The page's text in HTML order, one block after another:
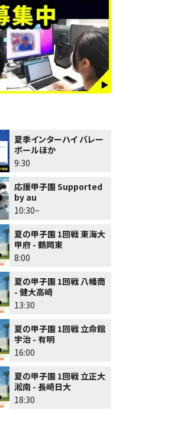
夏季インターハイ バレー
ボールほか
9:30
応援甲子園 Supported
by au
10:30~
夏の甲子園 1回戦 東海大
甲府 - 鶴岡東
8:00
夏の甲子園 1回戦 八幡商
- 健大高崎
13:30
夏の甲子園 1回戦 立命館
宇治 - 有明
16:00
夏の甲子園 1回戦 立正大
淞南 - 長崎日大
18:30